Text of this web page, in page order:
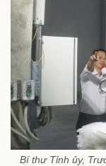
Bí thư Tỉnh ủy,